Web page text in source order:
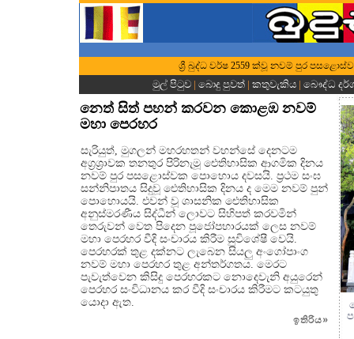
ශ්‍රී බුද්ධ වර්ෂ 2559 ක්වූ නවම් පුර
මුල් පිටුව | බොදු පුවත්| කතුවැකිය| බෞද්ධ
නෙත් සිත් පහන් කරවන කොළඹ නවම්
මහා පෙරහර
සැරියුත්, මුගලන් මහරහතන් වහන්සේ දෙනටම
අග්‍රශ්‍රාවක තනතුර පිරිනැමූ ඓතිහාසික ආගමික දිනය
නවම් පුර පසළොස්වක පොහොය දවසයි. ප්‍රථම සංඝ
සන්නිපාතය සිදුවූ ඓතිහාසික දිනය ද මෙම නවම් පුන්
පොහොයයි. එවන් වූ ශාසනික ඓතිහාසික
අනුස්මරණීය සිද්ධීන් ලොවට සිහිපත් කරවමින්
තෙරුවන් වෙත පිදෙන පූජෝපහාරයක් ලෙස නවම්
මහා පෙරහර වීදි සංචාරය කිරීම සුවිශේෂී වෙයි.
පෙරහරක් තුළ දක්නට ලැබෙන සියලු අංගෝපාංග
නවම් මහා පෙරහර තුළ අන්තර්ගතය. මෙරට
පැවැත්වෙන කිසිදු පෙරහරකට නොදෙවැනි අයුරෙන්
පෙරහර සංවිධානය කර වීදි සංචාරය කිරීමට කටයුතු
යොදා ඇත.
ඉතිරිය»